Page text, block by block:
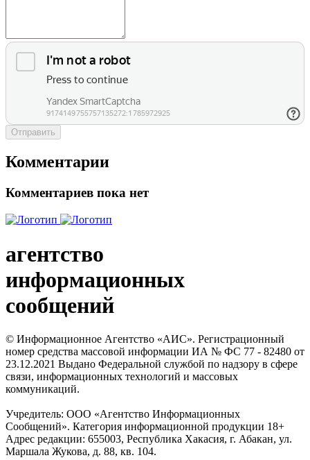
Отправить
Комментарии
Комментариев пока нет
агентство
информационных
сообщений
© Информационное Агентство «АИС». Регистрационный
номер средства массовой информации ИА № ФС 77 - 82480 от
23.12.2021 Выдано Федеральной службой по надзору в сфере
связи, информационных технологий и массовых
коммуникаций.
Учредитель: ООО «Агентство Информационных
Сообщений». Категория информационной продукции 18+
Адрес редакции: 655003, Республика Хакасия, г. Абакан, ул.
Маршала Жукова, д. 88, кв. 104.